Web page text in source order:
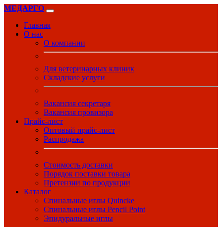
МЕДАРГО
Главная
О нас
О компании
Для ветеринарных клиник
Складские услуги
Вакансия секретаря
Вакансия провизора
Прайс-лист
Оптовый прайс-лист
Распродажа
Стоимость доставки
Порядок поставки товара
Претензии по продукции
Каталог
Спинальные иглы Quincke
Спинальные иглы Pencil Point
Эпидуральные иглы